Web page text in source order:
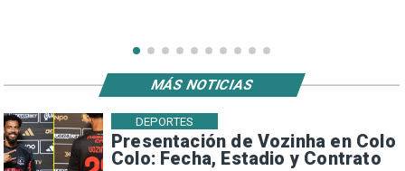
Presentación de Vozinha en Colo
Colo: Fecha, Estadio y Contrato
DEPORTES
MÁS NOTICIAS